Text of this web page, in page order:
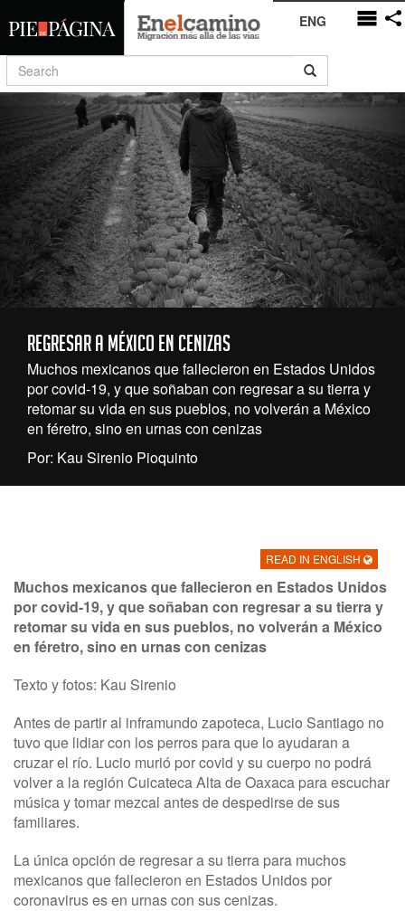
ENG
Regresar a México en cenizas
Muchos mexicanos que fallecieron en Estados Unidos
por covid-19, y que soñaban con regresar a su tierra y
retomar su vida en sus pueblos, no volverán a México
en féretro, sino en urnas con cenizas
Por: Kau Sirenio Pioquinto
READ IN ENGLISH
Muchos mexicanos que fallecieron en Estados Unidos
por covid-19, y que soñaban con regresar a su tierra y
retomar su vida en sus pueblos, no volverán a México
en féretro, sino en urnas con cenizas
Texto y fotos: Kau Sirenio
Antes de partir al inframundo zapoteca, Lucio Santiago no
tuvo que lidiar con los perros para que lo ayudaran a
cruzar el río. Lucio murió por covid y su cuerpo no podrá
volver a la región Cuicateca Alta de Oaxaca para escuchar
música y tomar mezcal antes de despedirse de sus
familiares.
La única opción de regresar a su tierra para muchos
mexicanos que fallecieron en Estados Unidos por
coronavirus es en urnas con sus cenizas.